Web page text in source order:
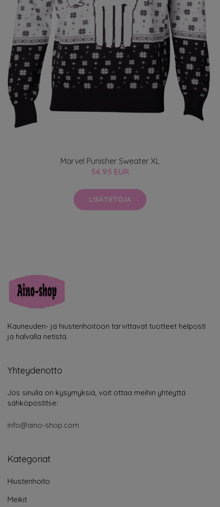
Marvel Punisher Sweater XL
54.95 EUR
LISÄTIETOJA
Kauneuden- ja hiustenhoitoon tarvittavat tuotteet helposti
ja halvalla netistä.
Yhteydenotto
Jos sinulla on kysymyksiä, voit ottaa meihin yhteyttä
sähköpostitse:
info@aino-shop.com
Kategoriat
Hiustenhoito
Meikit